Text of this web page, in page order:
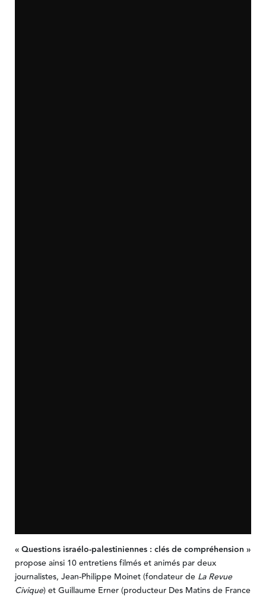
« Questions israélo-palestiniennes : clés de compréhension »
propose ainsi 10 entretiens filmés et animés par deux
journalistes, Jean-Philippe Moinet (fondateur de La Revue
Civique) et Guillaume Erner (producteur Des Matins de France